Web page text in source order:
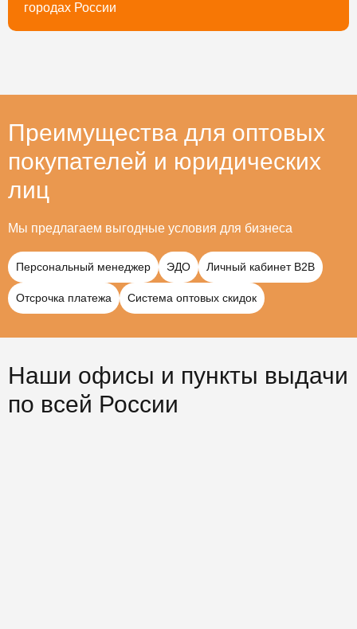
городах России
Преимущества для оптовых
покупателей и юридических
лиц
Мы предлагаем выгодные условия для бизнеса
Персональный менеджер ЭДО Личный кабинет B2B
Отсрочка платежа Система оптовых скидок
Наши офисы и пункты выдачи
по всей России